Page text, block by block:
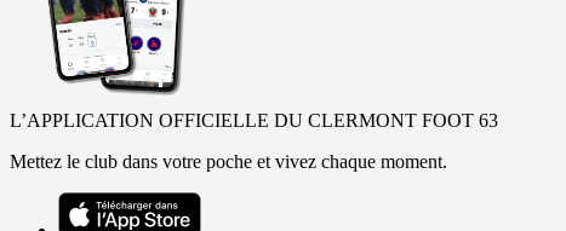
L’APPLICATION OFFICIELLE DU CLERMONT FOOT 63
Mettez le club dans votre poche et vivez chaque moment.